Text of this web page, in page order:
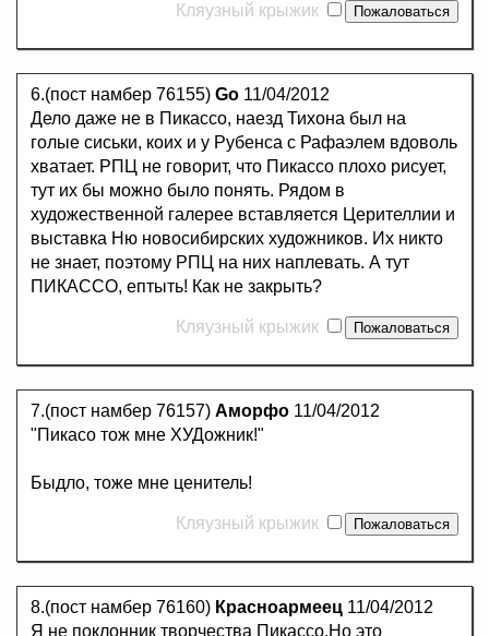
Кляузный крыжик
6.(пост намбер 76155) Go 11/04/2012
Дело даже не в Пикассо, наезд Тихона был на
голые сиськи, коих и у Рубенса с Рафаэлем вдоволь
хватает. РПЦ не говорит, что Пикассо плохо рисует,
тут их бы можно было понять. Рядом в
художественной галерее вставляется Церителлии и
выставка Ню новосибирских художников. Их никто
не знает, поэтому РПЦ на них наплевать. А тут
ПИКАССО, ептыть! Как не закрыть?
Кляузный крыжик
7.(пост намбер 76157) Аморфо 11/04/2012
"Пикасо тож мне ХУДожник!"
Быдло, тоже мне ценитель!
Кляузный крыжик
8.(пост намбер 76160) Красноармеец 11/04/2012
Я не поклонник творчества Пикассо.Но это